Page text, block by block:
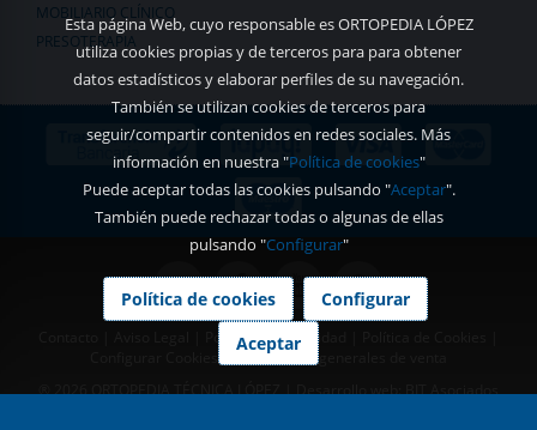
Esta página Web, cuyo responsable es ORTOPEDIA LÓPEZ
utiliza cookies propias y de terceros para para obtener
datos estadísticos y elaborar perfiles de su navegación.
También se utilizan cookies de terceros para
seguir/compartir contenidos en redes sociales. Más
información en nuestra "Política de cookies"
Puede aceptar todas las cookies pulsando "Aceptar".
También puede rechazar todas o algunas de ellas
pulsando "Configurar"
Política de cookies
Configurar
Aceptar
MOBILIARIO CLÍNICO
PRESOTERAPIA
Política de Privacidad
|
Condiciones generales de venta
® 2026 ORTOPEDIA TÉCNICA LÓPEZ | Desarrollo web:BIT Asociados